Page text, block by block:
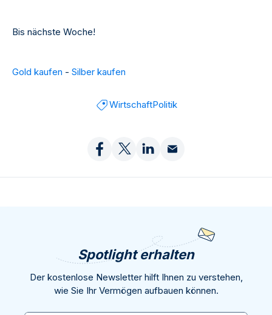
Bis nächste Woche!
Gold kaufen - Silber kaufen
WirtschaftPolitik
Spotlight erhalten
Der kostenlose Newsletter hilft Ihnen zu verstehen,
wie Sie Ihr Vermögen aufbauen können.